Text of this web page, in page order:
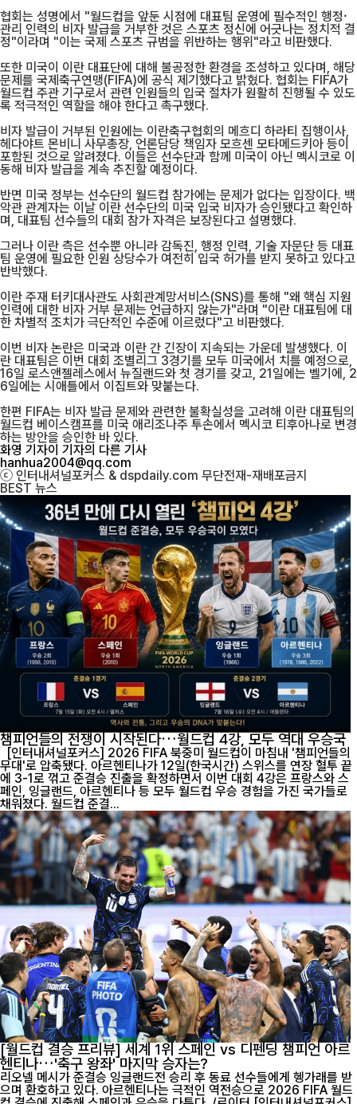
협회는 성명에서 "월드컵을 앞둔 시점에 대표팀 운영에 필수적인 행정·
관리 인력의 비자 발급을 거부한 것은 스포츠 정신에 어긋나는 정치적 결
정"이라며 "이는 국제 스포츠 규범을 위반하는 행위"라고 비판했다.
또한 미국이 이란 대표단에 대해 불공정한 환경을 조성하고 있다며, 해당
문제를 국제축구연맹(FIFA)에 공식 제기했다고 밝혔다. 협회는 FIFA가
월드컵 주관 기구로서 관련 인원들의 입국 절차가 원활히 진행될 수 있도
록 적극적인 역할을 해야 한다고 촉구했다.
비자 발급이 거부된 인원에는 이란축구협회의 메흐디 하라티 집행이사,
헤다야트 몬비니 사무총장, 언론담당 책임자 모흐센 모타메드키아 등이
포함된 것으로 알려졌다. 이들은 선수단과 함께 미국이 아닌 멕시코로 이
동해 비자 발급을 계속 추진할 예정이다.
반면 미국 정부는 선수단의 월드컵 참가에는 문제가 없다는 입장이다. 백
악관 관계자는 이날 이란 선수단의 미국 입국 비자가 승인됐다고 확인하
며, 대표팀 선수들의 대회 참가 자격은 보장된다고 설명했다.
그러나 이란 측은 선수뿐 아니라 감독진, 행정 인력, 기술 자문단 등 대표
팀 운영에 필요한 인원 상당수가 여전히 입국 허가를 받지 못하고 있다고
반박했다.
이란 주재 터키대사관도 사회관계망서비스(SNS)를 통해 "왜 핵심 지원
인력에 대한 비자 거부 문제는 언급하지 않는가"라며 "이란 대표팀에 대
한 차별적 조치가 극단적인 수준에 이르렀다"고 비판했다.
이번 비자 논란은 미국과 이란 간 긴장이 지속되는 가운데 발생했다. 이
란 대표팀은 이번 대회 조별리그 3경기를 모두 미국에서 치를 예정으로,
16일 로스앤젤레스에서 뉴질랜드와 첫 경기를 갖고, 21일에는 벨기에, 2
6일에는 시애틀에서 이집트와 맞붙는다.
한편 FIFA는 비자 발급 문제와 관련한 불확실성을 고려해 이란 대표팀의
월드컵 베이스캠프를 미국 애리조나주 투손에서 멕시코 티후아나로 변경
하는 방안을 승인한 바 있다.
화영 기자이 기자의 다른 기사
hanhua2004@qq.com
ⓒ 인터내셔널포커스 & dspdaily.com 무단전재-재배포금지
BEST 뉴스
챔피언들의 전쟁이 시작된다…월드컵 4강, 모두 역대 우승국
[인터내셔널포커스] 2026 FIFA 북중미 월드컵이 마침내 '챔피언들의
무대'로 압축됐다. 아르헨티나가 12일(한국시간) 스위스를 연장 혈투 끝
에 3-1로 꺾고 준결승 진출을 확정하면서 이번 대회 4강은 프랑스와 스
페인, 잉글랜드, 아르헨티나 등 모두 월드컵 우승 경험을 가진 국가들로
채워졌다. 월드컵 준결...
[월드컵 결승 프리뷰] 세계 1위 스페인 vs 디펜딩 챔피언 아르
헨티나…'축구 왕좌' 마지막 승자는?
리오넬 메시가 준결승 잉글랜드전 승리 후 동료 선수들에게 헹가래를 받
으며 환호하고 있다. 아르헨티나는 극적인 역전승으로 2026 FIFA 월드